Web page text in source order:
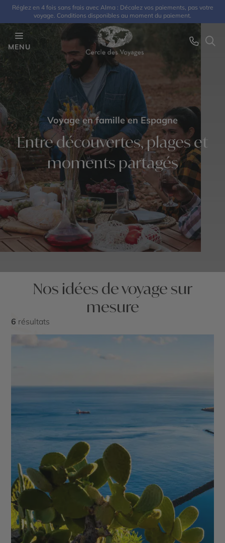
Réglez en 4 fois sans frais avec Alma : Décalez vos paiements, pas votre
voyage. Conditions disponibles au moment du paiement.
MENU
Voyage en famille en Espagne
Entre découvertes, plages et
moments partagés
Nos idées de voyage sur
mesure
6 résultats